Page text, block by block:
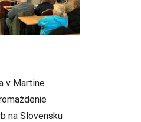
v Martine
na Slovensku